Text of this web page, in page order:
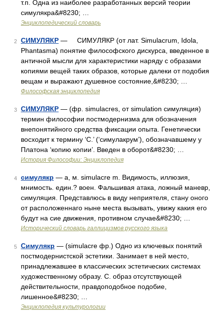
т.п. Одна из наиболее разработанных версий теории
симулякра&#8230; …
Энциклопедический словарь
2 СИМУЛЯКР — СИМУЛЯКР (от лат. Simulacrum, Idola,
Phantasma) понятие философского дискурса, введенное в
античной мысли для характеристики наряду с образами
копиями вещей таких образов, которые далеки от подобия
вещам и выражают душевное состояние,&#8230; …
Философская энциклопедия
3 СИМУЛЯКР — (фр. simulacres, от simulation симуляция)
термин философии постмодернизма для обозначения
внепонятийного средства фиксации опыта. Генетически
восходит к термину ‘С.’ (‘симулакрум’), обозначавшему у
Платона ‘копию копии’. Введен в оборот&#8230; …
История Философии: Энциклопедия
4 симулякр — а, м. simulacre m. Видимость, иллюзия,
мнимость. един.? воен. Фальшивая атака, ложный маневр,
симуляция. Представлюсь в виду неприятеля, стану оного
от расположеннаго ныне места вызывать, увижу какия его
будут на сие движения, противном случае&#8230; …
Исторический словарь галлицизмов русского языка
5 Симулякр — (simulacre фр.) Одно из ключевых понятий
постмодернистской эстетики. Занимает в ней место,
принадлежавшее в классических эстетических системах
художественному образу. С. образ отсутствующей
действительности, правдоподобное подобие,
лишенное&#8230; …
Энциклопедия культурологии